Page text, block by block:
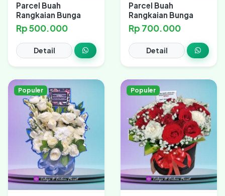
Parcel Buah
Rangkaian Bunga
Rp 500.000
Detail
Parcel Buah
Rangkaian Bunga
Rp 700.000
Detail
Populer Populer